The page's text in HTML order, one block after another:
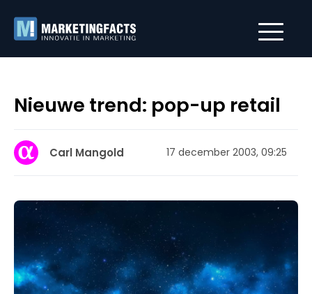
Nieuwe trend: pop-up retail
Carl Mangold 17 december 2003, 09:25